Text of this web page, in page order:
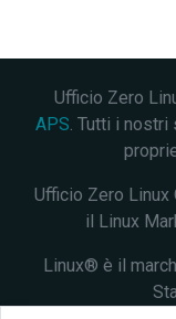
Ufficio Zero
APS. Tutti i
Ufficio Zero Linux
il Linux
Linux® è il